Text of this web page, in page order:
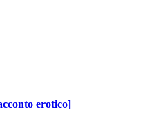
erotico]